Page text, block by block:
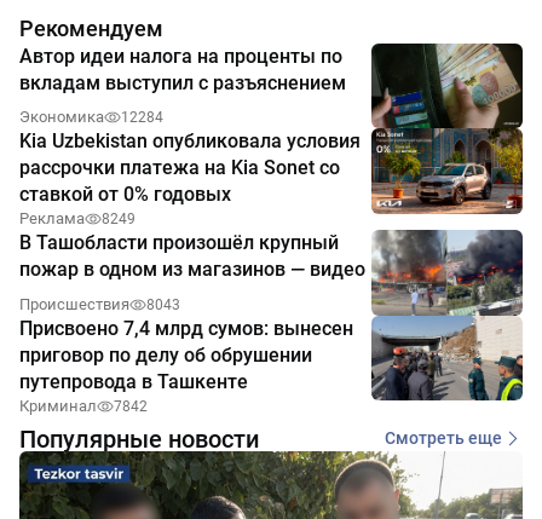
Рекомендуем
Автор идеи налога на проценты по
вкладам выступил с разъяснением
Экономика 12284
Kia Uzbekistan опубликовала условия
рассрочки платежа на Kia Sonet со
ставкой от 0% годовых
Реклама 8249
В Ташобласти произошёл крупный
пожар в одном из магазинов — видео
Происшествия 8043
Присвоено 7,4 млрд сумов: вынесен
приговор по делу об обрушении
путепровода в Ташкенте
Криминал 7842
Популярные новости Смотреть еще